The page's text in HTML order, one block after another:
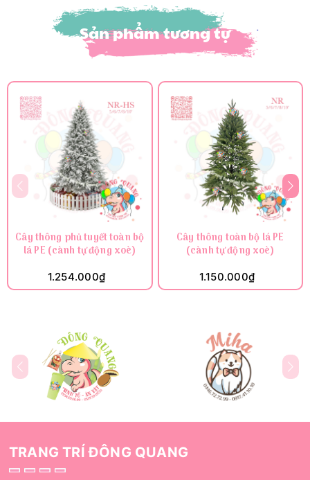
Sản phẩm tương tự
Cây thông phủ tuyết toàn bộ
lá PE (cành tự động xoè)
1.254.000₫
Cây thông toàn bộ lá PE
(cành tự động xoè)
1.150.000₫
TRANG TRÍ ĐÔNG QUANG